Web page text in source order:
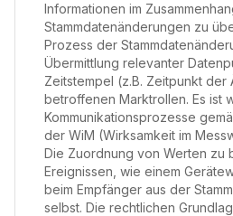
Informationen im
Stammdatenänderungen zu
Prozess der
Übermittlung relevanter
Zeitstempel (z.B. Zeitpunkt der
betroffenen Marktrollen. Es ist
Kommunikationsprozesse
der WiM (Wirksamkeit im
Die Zuordnung von Werten zu
Ereignissen, wie einem
beim Empfänger aus der
selbst. Die rechtlichen